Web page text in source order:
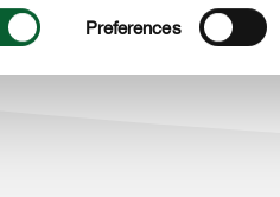
Preferences